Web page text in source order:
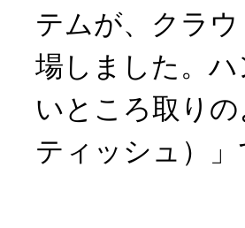
テムが、クラ
場しました。
いところ取り
ティッシュ）」